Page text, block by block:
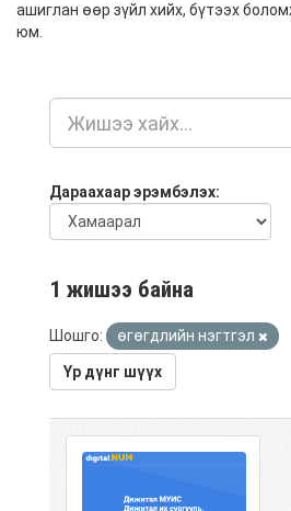
ашиглан өөр зүйл хийх, бүтээх
юм.
Дараахаар эрэмбэлэх
1 жишээ байна
Шошго: өгөгдлийн нэгтгэл
Үр дүнг шүүх